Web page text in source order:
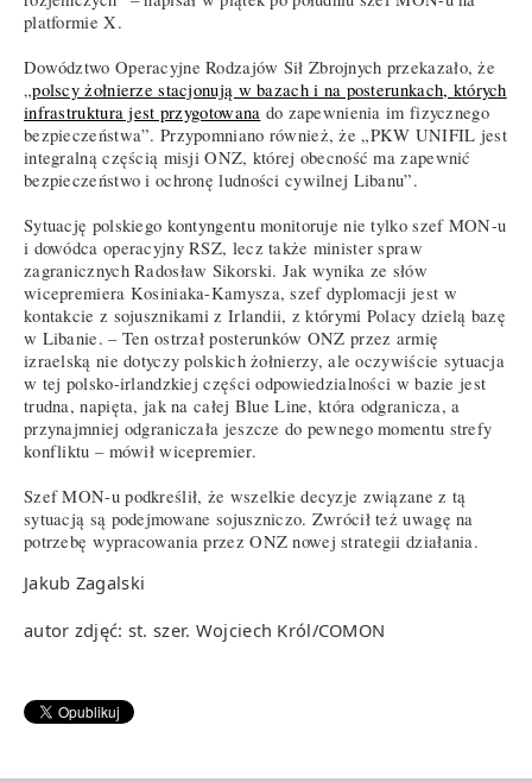
platformie X.
Dowództwo Operacyjne Rodzajów Sił Zbrojnych przekazało, że
„polscy żołnierze stacjonują w bazach i na posterunkach, których
infrastruktura jest przygotowana do zapewnienia im fizycznego
bezpieczeństwa”. Przypomniano również, że „PKW UNIFIL jest
integralną częścią misji ONZ, której obecność ma zapewnić
bezpieczeństwo i ochronę ludności cywilnej Libanu”.
Sytuację polskiego kontyngentu monitoruje nie tylko szef MON-u
i dowódca operacyjny RSZ, lecz także minister spraw
zagranicznych Radosław Sikorski. Jak wynika ze słów
wicepremiera Kosiniaka-Kamysza, szef dyplomacji jest w
kontakcie z sojusznikami z Irlandii, z którymi Polacy dzielą bazę
w Libanie. – Ten ostrzał posterunków ONZ przez armię
izraelską nie dotyczy polskich żołnierzy, ale oczywiście sytuacja
w tej polsko-irlandzkiej części odpowiedzialności w bazie jest
trudna, napięta, jak na całej Blue Line, która odgranicza, a
przynajmniej odgraniczała jeszcze do pewnego momentu strefy
konfliktu – mówił wicepremier.
Szef MON-u podkreślił, że wszelkie decyzje związane z tą
sytuacją są podejmowane sojuszniczo. Zwrócił też uwagę na
potrzebę wypracowania przez ONZ nowej strategii działania.
Jakub Zagalski
autor zdjęć: st. szer. Wojciech Król/COMON